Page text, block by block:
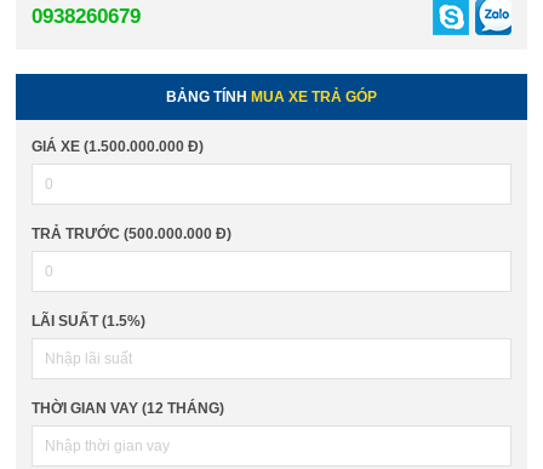
0938260679
BẢNG TÍNH MUA XE TRẢ GÓP
GIÁ XE (1.500.000.000 Đ)
TRẢ TRƯỚC (500.000.000 Đ)
LÃI SUẤT (1.5%)
THỜI GIAN VAY (12 THÁNG)